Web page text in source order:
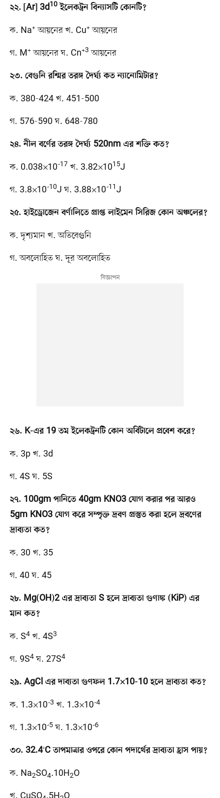
২২. [Ar] 3d10ইলেকট্রন বিন্যাসটি কোনটি?
ক. Na+আয়নের খ. Cu+আয়নের
গ. M+আয়নের ঘ. Cn+3 আয়নের
২৩. বেগুনি রশ্মির তরঙ্গ দৈর্ঘ্য কত ন্যানোমিটার?
ক. 380-424 খ. 451-500
গ. 576-590 ঘ. 648-780
২৪. নীল বর্ণের তরঙ্গ দৈর্ঘ্য 520nm এর শক্তি কত?
ক. 0.038×10-17 খ. 3.82×1015J
গ. 3.8×10-10J ঘ. 3.88×10-11J
২৫. হাইড্রোজেন বর্ণালিতে প্রাপ্ত লাইমেন সিরিজ কোন অঞ্চলের?
ক. দৃশ্যমান খ. অতিবেগুনি
গ. অবলোহিত ঘ. দূর অবলোহিত
২৬. K-এর 19 তম ইলেকট্রনটি কোন অর্বিটালে প্রবেশ করে?
ক. 3p খ. 3d
গ. 4S ঘ. 5S
২৭. 100gm পানিতে 40gm KNO3 যোগ করার পর আরও
5gm KNO3 যোগ করে সম্পৃক্ত দ্রবণ প্রস্তুত করা হলে দ্রবণের
দ্রাব্যতা কত?
ক. 30 খ. 35
গ. 40 ঘ. 45
২৮. Mg(OH)2 এর দ্রাব্যতা S হলে দ্রাব্যতা গুণাঙ্ক (KiP) এর
মান কত?
ক. S4খ. 4S3
গ. 9S4ঘ. 27S4
২৯. AgCl এর দাব্যতা গুণফল 1.7×10-10 হলে দ্রাব্যতা কত?
ক. 1.3×10-3 খ. 1.3×10-4
গ. 1.3×10-5ঘ. 1.3×10-6
৩০. 32.4°C তাপমাত্রার ওপরে কোন পদার্থের দ্রাব্যতা হ্রাস পায়?
ক. Na2SO4.10H2O